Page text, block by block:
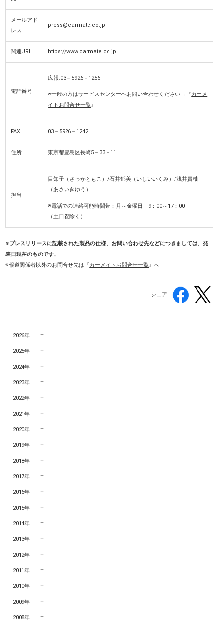
メールアド
レス
press@carmate.co.jp
関連URL https://www.carmate.co.jp
電話番号
広報:03－5926－1256
※一般の方はサービスセンターへお問い合わせください→『カーメ
イトお問合せ一覧』
FAX 03－5926－1242
住所 東京都豊島区長崎5－33－11
担当
目知子（さっかともこ）/石井郁美（いしいいくみ）/浅井貴柚
（あさいきゆう）
※電話での連絡可能時間帯：月～金曜日 9：00～17：00
（土日祝除く）
※プレスリリースに記載された製品の仕様、お問い合わせ先などにつきましては、発
表日現在のものです。
※報道関係者以外のお問合せ先は『カーメイトお問合せ一覧』へ
シェア
2026年
2025年
2024年
2023年
2022年
2021年
2020年
2019年
2018年
2017年
2016年
2015年
2014年
2013年
2012年
2011年
2010年
2009年
2008年